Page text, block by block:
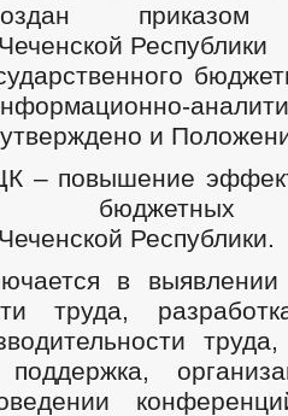
приказом
Республики
и
– повышение
Республики.
в выявлении
труда,
поддержка,